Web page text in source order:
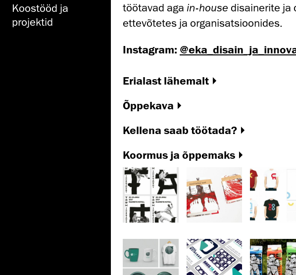
Koostööd ja
projektid
töötavad aga in-house disainerite ja
ettevõtetes ja organisatsioonides.
Instagram:
Erialast lähemalt
Õppekava
Kellena saab töötada?
Koormus ja õppemaks